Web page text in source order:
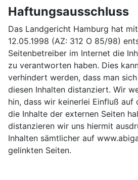
Haftungsausschluss
Das Landgericht Hamburg hat
12.05.1998 (AZ: 312 O 85/98)
Seitenbetreiber im Internet die
zu verantworten haben. Dies
verhindert werden, dass man
diesen Inhalten distanziert. Wir
hin, dass wir keinerlei Einfluß auf
die Inhalte der externen Seiten
distanzieren wir uns hiermit
Inhalten sämtlicher auf
gelinkten Seiten.